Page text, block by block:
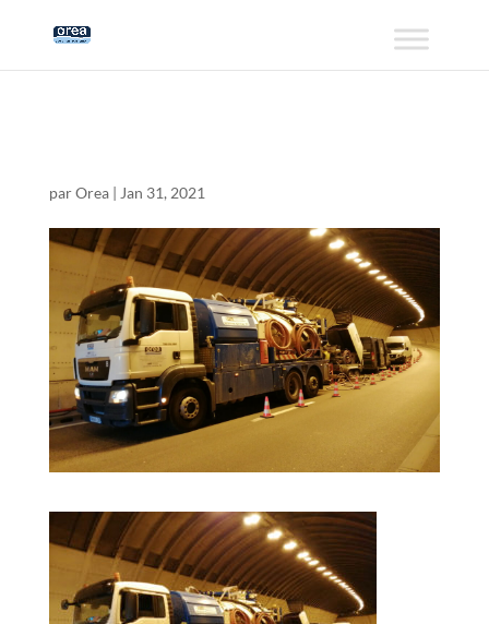
parOrea| Jan 31, 2021